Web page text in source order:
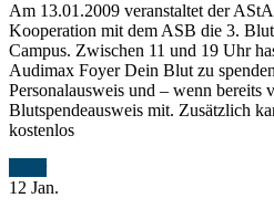
Am 13.01.2009 veranstaltet der
Kooperation mit dem ASB die 3.
Campus. Zwischen 11 und 19 Uhr
Audimax Foyer Dein Blut zu
Personalausweis und – wenn bereits
Blutspendeausweis mit. Zusätzlich
kostenlos
12 Jan.